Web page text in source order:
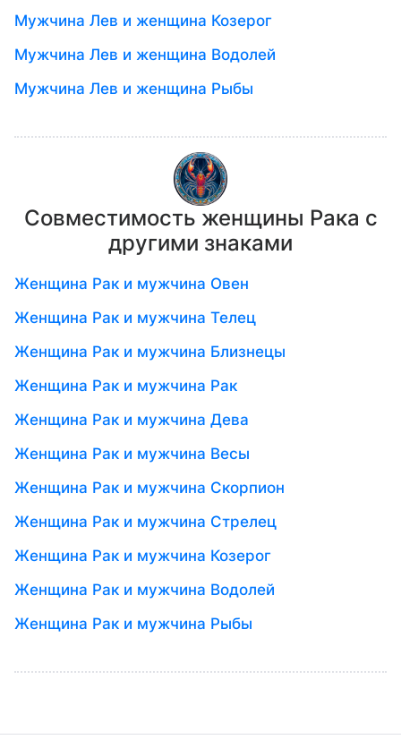
Мужчина Лев и женщина Козерог
Мужчина Лев и женщина Водолей
Мужчина Лев и женщина Рыбы
Совместимость женщины Рака с
другими знаками
Женщина Рак и мужчина Овен
Женщина Рак и мужчина Телец
Женщина Рак и мужчина Близнецы
Женщина Рак и мужчина Рак
Женщина Рак и мужчина Дева
Женщина Рак и мужчина Весы
Женщина Рак и мужчина Скорпион
Женщина Рак и мужчина Стрелец
Женщина Рак и мужчина Козерог
Женщина Рак и мужчина Водолей
Женщина Рак и мужчина Рыбы